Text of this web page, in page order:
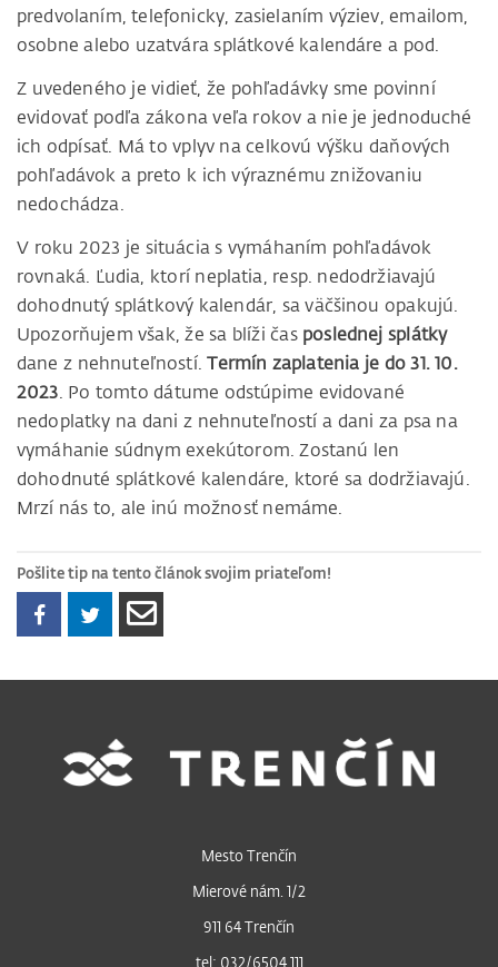
predvolaním, telefonicky, zasielaním výziev, emailom,
osobne alebo uzatvára splátkové kalendáre a pod.
Z uvedeného je vidieť, že pohľadávky sme povinní
evidovať podľa zákona veľa rokov a nie je jednoduché
ich odpísať. Má to vplyv na celkovú výšku daňových
pohľadávok a preto k ich výraznému znižovaniu
nedochádza.
V roku 2023 je situácia s vymáhaním pohľadávok
rovnaká. Ľudia, ktorí neplatia, resp. nedodržiavajú
dohodnutý splátkový kalendár, sa väčšinou opakujú.
Upozorňujem však, že sa blíži čas poslednej splátky
dane z nehnuteľností. Termín zaplatenia je do 31. 10.
2023. Po tomto dátume odstúpime evidované
nedoplatky na dani z nehnuteľností a dani za psa na
vymáhanie súdnym exekútorom. Zostanú len
dohodnuté splátkové kalendáre, ktoré sa dodržiavajú.
Mrzí nás to, ale inú možnosť nemáme.
Pošlite tip na tento článok svojim priateľom!
Mesto Trenčín
Mierové nám. 1/2
911 64 Trenčín
tel: 032/6504 111